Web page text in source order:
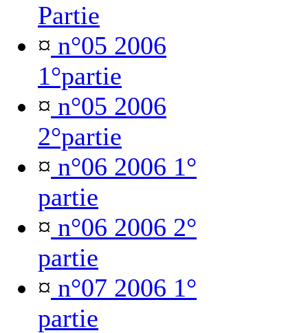
Partie
¤ n°05 2006
1°partie
¤ n°05 2006
2°partie
¤ n°06 2006 1°
partie
¤ n°06 2006 2°
partie
¤ n°07 2006 1°
partie